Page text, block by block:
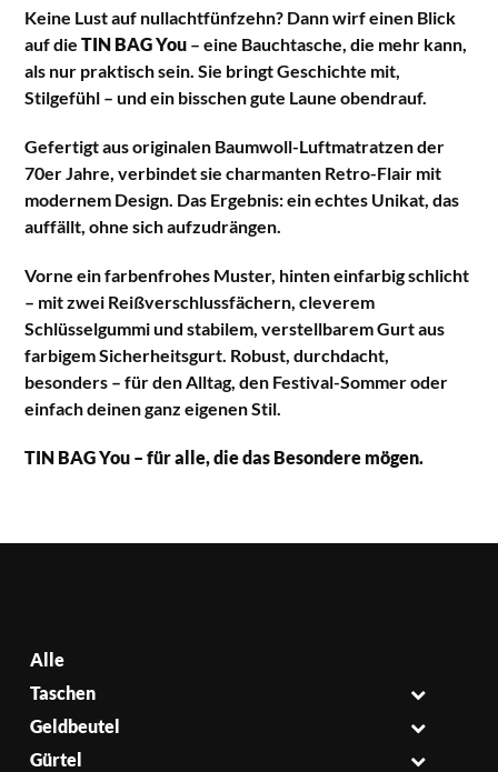
Keine Lust auf nullachtfünfzehn? Dann wirf einen Blick
auf dieTIN BAG You – eine Bauchtasche, die mehr kann,
als nur praktisch sein. Sie bringt Geschichte mit,
Stilgefühl – und ein bisschen gute Laune obendrauf.
Gefertigt aus originalen Baumwoll-Luftmatratzen der
70er Jahre, verbindet sie charmanten Retro-Flair mit
modernem Design. Das Ergebnis: ein echtes Unikat, das
auffällt, ohne sich aufzudrängen.
Vorne ein farbenfrohes Muster, hinten einfarbig schlicht
– mit zwei Reißverschlussfächern, cleverem
Schlüsselgummi und stabilem, verstellbarem Gurt aus
farbigem Sicherheitsgurt. Robust, durchdacht,
besonders – für den Alltag, den Festival-Sommer oder
einfach deinen ganz eigenen Stil.
TIN BAG You – für alle, die das Besondere mögen.
Alle
Taschen
Geldbeutel
Gürtel